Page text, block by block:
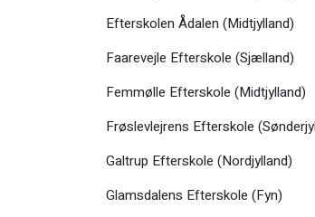
Efterskolen Ådalen (Midtjylland)
Faarevejle Efterskole (Sjælland)
Femmølle Efterskole (Midtjylland)
Frøslevlejrens Efterskole
Galtrup Efterskole (Nordjylland)
Glamsdalens Efterskole (Fyn)